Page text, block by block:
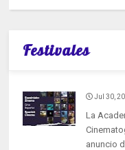
Festivales
Jul 30,
La
anuncio